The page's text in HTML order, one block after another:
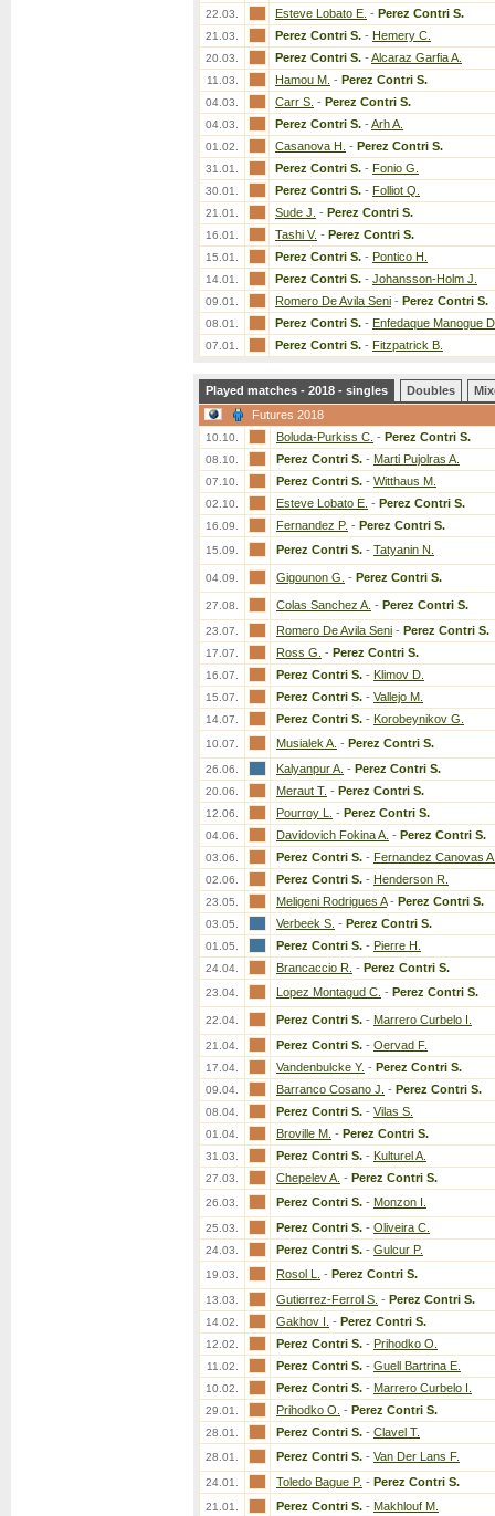
22.03. Esteve Lobato E. - Perez Contri S.
21.03. Perez Contri S. - Hemery C.
20.03. Perez Contri S. - Alcaraz Garfia A.
11.03. Hamou M. - Perez Contri S.
04.03. Carr S. - Perez Contri S.
04.03. Perez Contri S. - Arh A.
01.02. Casanova H. - Perez Contri S.
31.01. Perez Contri S. - Fonio G.
30.01. Perez Contri S. - Folliot Q.
21.01. Sude J. - Perez Contri S.
16.01. Tashi V. - Perez Contri S.
15.01. Perez Contri S. - Pontico H.
14.01. Perez Contri S. - Johansson-Holm J.
09.01. Romero De Avila Seni - Perez Contri S.
08.01. Perez Contri S. - Enfedaque Manogue
07.01. Perez Contri S. - Fitzpatrick B.
Played matches - 2018 - singles Doubles
Futures 2018
10.10. Boluda-Purkiss C. - Perez Contri S.
08.10. Perez Contri S. - Marti Pujolras A.
07.10. Perez Contri S. - Witthaus M.
02.10. Esteve Lobato E. - Perez Contri S.
16.09. Fernandez P. - Perez Contri S.
15.09. Perez Contri S. - Tatyanin N.
04.09. Gigounon G. - Perez Contri S.
27.08. Colas Sanchez A. - Perez Contri S.
23.07. Romero De Avila Seni - Perez Contri S.
17.07. Ross G. - Perez Contri S.
16.07. Perez Contri S. - Klimov D.
15.07. Perez Contri S. - Vallejo M.
14.07. Perez Contri S. - Korobeynikov G.
10.07. Musialek A. - Perez Contri S.
26.06. Kalyanpur A. - Perez Contri S.
20.06. Meraut T. - Perez Contri S.
12.06. Pourroy L. - Perez Contri S.
04.06. Davidovich Fokina A. - Perez Contri S.
03.06. Perez Contri S. - Fernandez Canovas
02.06. Perez Contri S. - Henderson R.
23.05. Meligeni Rodrigues A- Perez Contri S.
03.05. Verbeek S. - Perez Contri S.
01.05. Perez Contri S. - Pierre H.
24.04. Brancaccio R. - Perez Contri S.
23.04. Lopez Montagud C. - Perez Contri S.
22.04. Perez Contri S. - Marrero Curbelo I.
21.04. Perez Contri S. - Oervad F.
17.04. Vandenbulcke Y. - Perez Contri S.
09.04. Barranco Cosano J. - Perez Contri S.
08.04. Perez Contri S. - Vilas S.
01.04. Broville M. - Perez Contri S.
31.03. Perez Contri S. - Kulturel A.
27.03. Chepelev A. - Perez Contri S.
26.03. Perez Contri S. - Monzon I.
25.03. Perez Contri S. - Oliveira C.
24.03. Perez Contri S. - Gulcur P.
19.03. Rosol L. - Perez Contri S.
13.03. Gutierrez-Ferrol S. - Perez Contri S.
14.02. Gakhov I. - Perez Contri S.
12.02. Perez Contri S. - Prihodko O.
11.02. Perez Contri S. - Guell Bartrina E.
10.02. Perez Contri S. - Marrero Curbelo I.
29.01. Prihodko O. - Perez Contri S.
28.01. Perez Contri S. - Clavel T.
28.01. Perez Contri S. - Van Der Lans F.
24.01. Toledo Bague P. - Perez Contri S.
21.01. Perez Contri S. - Makhlouf M.